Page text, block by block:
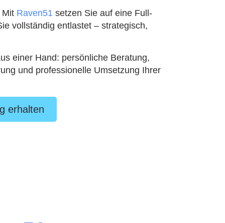
Mit Raven51 setzen Sie auf eine Full-
vollständig entlastet – strategisch,
einer Hand: persönliche Beratung,
und professionelle Umsetzung Ihrer
erhalten